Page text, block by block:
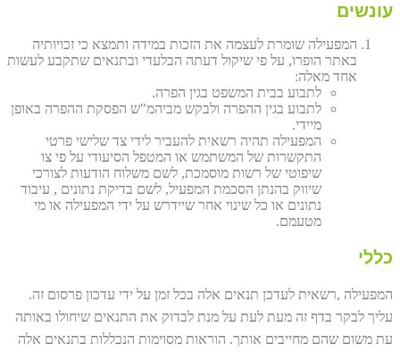
עונשים
המפעילה שומרת לעצמה את הזכות במידה ותמצא כי זכויותיה
באתר הופרו, על פי שיקול דעתה הבלעדי ובתנאים שתקבע לעשות
אחד מאלה:
לתבוע בבית המשפט בגין הפרה.
לתבוע בגין ההפרה ולבקש מביהמ"ש הפסקת ההפרה באופן
מיידי.
המפעילה תהיה רשאית להעביר לידי צד שלישי פרטי
התקשרות של המשתמש או המטפל הסיעודי על פי צו
שיפוטי של רשות מוסמכת, לשם משלוח הודעות לצורכי
שיווק בהנתן הסכמת המפעיל, לשם בדיקת נתונים , עיבוד
נתונים או כל שינוי אחר שיידרש על ידי המפעילה או מי
מטעמם.
כללי
המפעילה ,רשאית לעדכן תנאים אלה בכל זמן על ידי עדכון פרסום זה.
עליך לבקר בדף זה מעת לעת על מנת לבדוק את התנאים שיחולו באותה
עת משום שהם מחייבים אותך. הוראות מסוימות הנכללות בתנאים אלה